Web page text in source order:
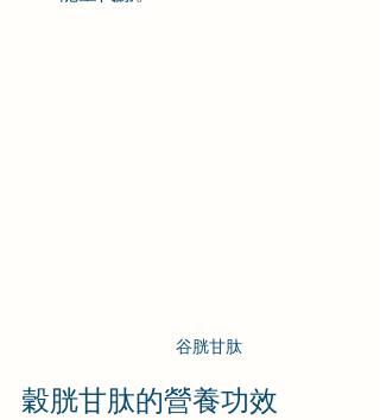
谷胱甘肽
穀胱甘肽的營養功效